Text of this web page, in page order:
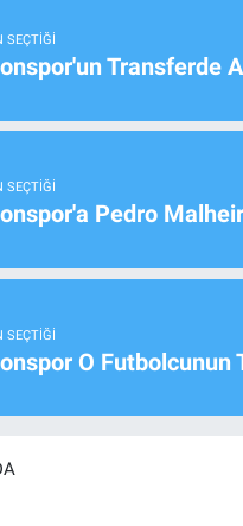
SEÇTIĞI
Transferde
SEÇTIĞI
Pedro
SEÇTIĞI
O